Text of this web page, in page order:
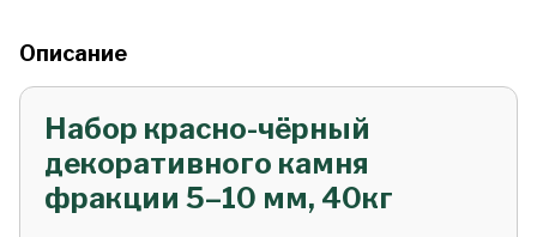
Описание
Набор красно-чёрный
декоративного камня
фракции 5–10 мм, 40кг